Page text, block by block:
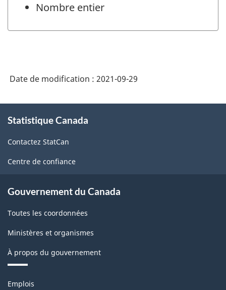
Nombre entier
Date de modification : 2021-09-29
propos
ce
site
Statistique Canada
Contactez StatCan
Centre de confiance
Gouvernement du Canada
Toutes les coordonnées
Ministères et organismes
À propos du gouvernement
Thèmes
Emplois